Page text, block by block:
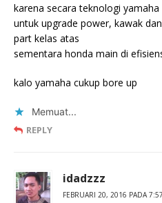
karena secara teknologi yamaha
untuk upgrade power, kawak
part kelas atas
sementara honda main di
kalo yamaha cukup bore up
Memuat...
REPLY
idadzzz
FEBRUARI 20, 2016 PADA